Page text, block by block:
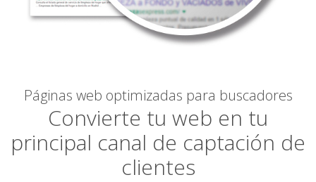
Páginas web optimizadas para buscadores
Convierte tu web en tu
principal canal de captación de
clientes